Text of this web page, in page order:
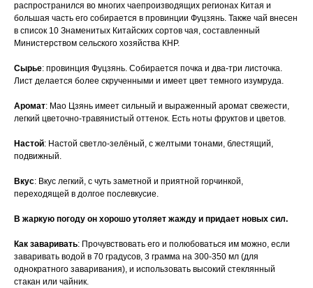
распространился во многих чаепроизводящих регионах Китая и
большая часть его собирается в провинции Фуцзянь. Также чай внесен
в список 10 Знаменитых Китайских сортов чая, составленный
Министерством сельского хозяйства КНР.
Сырье: провинция Фуцзянь. Собирается почка и два-три листочка.
Лист делается более скрученными и имеет цвет темного изумруда.
Аромат: Мао Цзянь имеет сильный и выраженный аромат свежести,
легкий цветочно-травянистый оттенок. Есть ноты фруктов и цветов.
Настой: Настой светло-зелёный, с желтыми тонами, блестящий,
подвижный.
Вкус: Вкус легкий, с чуть заметной и приятной горчинкой,
переходящей в долгое послевкусие.
В жаркую погоду он хорошо утоляет жажду и придает новых сил.
Как заваривать: Прочувствовать его и полюбоваться им можно, если
заваривать водой в 70 градусов, 3 грамма на 300-350 мл (для
однократного заваривания), и использовать высокий стеклянный
стакан или чайник.